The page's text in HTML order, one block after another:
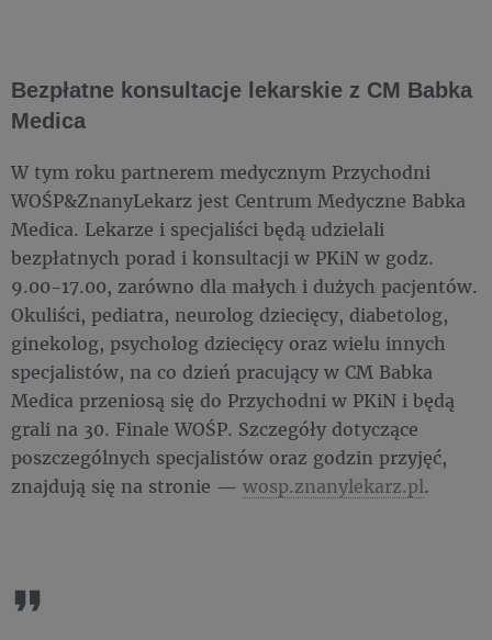
Bezpłatne konsultacje lekarskie z CM Babka
Medica
W tym roku partnerem medycznym Przychodni
WOŚP&ZnanyLekarz jest Centrum Medyczne Babka
Medica. Lekarze i specjaliści będą udzielali
bezpłatnych porad i konsultacji w PKiN w godz.
9.00-17.00, zarówno dla małych i dużych pacjentów.
Okuliści, pediatra, neurolog dziecięcy, diabetolog,
ginekolog, psycholog dziecięcy oraz wielu innych
specjalistów, na co dzień pracujący w CM Babka
Medica przeniosą się do Przychodni w PKiN i będą
grali na 30. Finale WOŚP. Szczegóły dotyczące
poszczególnych specjalistów oraz godzin przyjęć,
znajdują się na stronie — wosp.znanylekarz.pl.